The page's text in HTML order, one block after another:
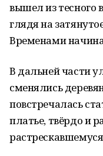
вышел из тесного
глядя на
Временами
В дальней части
сменялись
повстречалась
платье, твёрдо и